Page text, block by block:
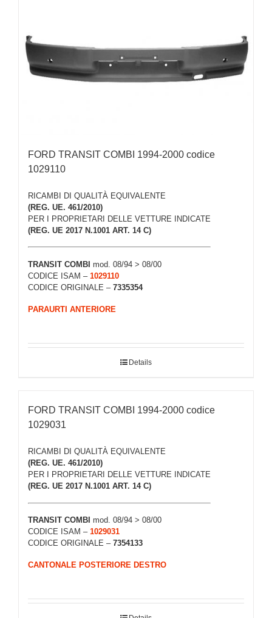
FORD TRANSIT COMBI 1994-2000 codice
1029110
RICAMBI DI QUALITÀ EQUIVALENTE
(REG. UE. 461/2010)
PER I PROPRIETARI DELLE VETTURE INDICATE
(REG. UE 2017 N.1001 ART. 14 C)
TRANSIT COMBI mod. 08/94 > 08/00
CODICE ISAM – 1029110
CODICE ORIGINALE – 7335354
PARAURTI ANTERIORE
Details
FORD TRANSIT COMBI 1994-2000 codice
1029031
RICAMBI DI QUALITÀ EQUIVALENTE
(REG. UE. 461/2010)
PER I PROPRIETARI DELLE VETTURE INDICATE
(REG. UE 2017 N.1001 ART. 14 C)
TRANSIT COMBI mod. 08/94 > 08/00
CODICE ISAM – 1029031
CODICE ORIGINALE – 7354133
CANTONALE POSTERIORE DESTRO